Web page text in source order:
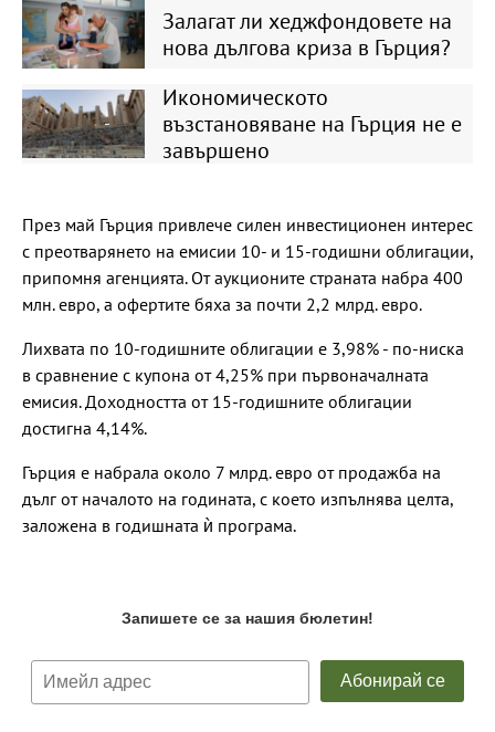
Залагат ли хеджфондовете на
нова дългова криза в Гърция?
Икономическото
възстановяване на Гърция не е
завършено
През май Гърция привлече силен инвестиционен интерес
с преотварянето на емисии 10- и 15-годишни облигации,
припомня агенцията. От аукционите страната набра 400
млн. евро, а офертите бяха за почти 2,2 млрд. евро.
Лихвата по 10-годишните облигации е 3,98% - по-ниска
в сравнение с купона от 4,25% при първоначалната
емисия. Доходността от 15-годишните облигации
достигна 4,14%.
Гърция е набрала около 7 млрд. евро от продажба на
дълг от началото на годината, с което изпълнява целта,
заложена в годишната ѝ програма.